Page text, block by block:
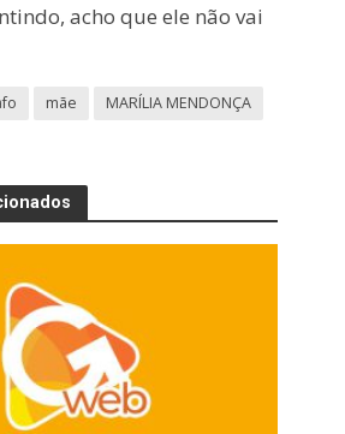
acho que ele não vai
mãe
MARÍLIA MENDONÇA